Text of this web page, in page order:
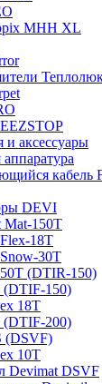
МНН XL
и аксессуары
кабель
DEVI
150T
18T
30T
(DTIR-150)
(DTIF-150)
18T
(DTIF-200)
(DSVF)
10T
Devimat DSVF